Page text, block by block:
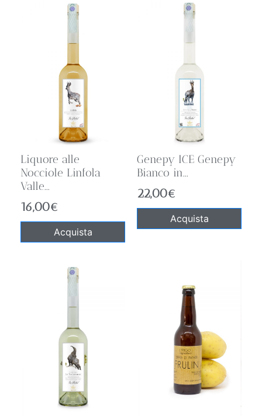
Liquore alle
Nocciole Linfola
Valle...
16,00€
Acquista
Genepy ICE Genepy
Bianco in...
22,00€
Acquista